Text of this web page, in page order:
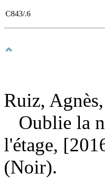
C843/.6
Ruiz,
Oublie la
l'étage,
(Noir).